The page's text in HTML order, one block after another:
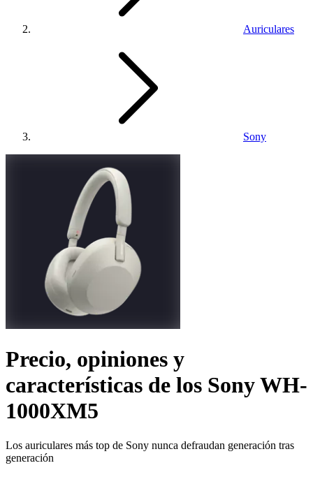
Auriculares
Sony
Precio, opiniones y
características de los Sony WH-
1000XM5
Los auriculares más top de Sony nunca defraudan generación tras
generación